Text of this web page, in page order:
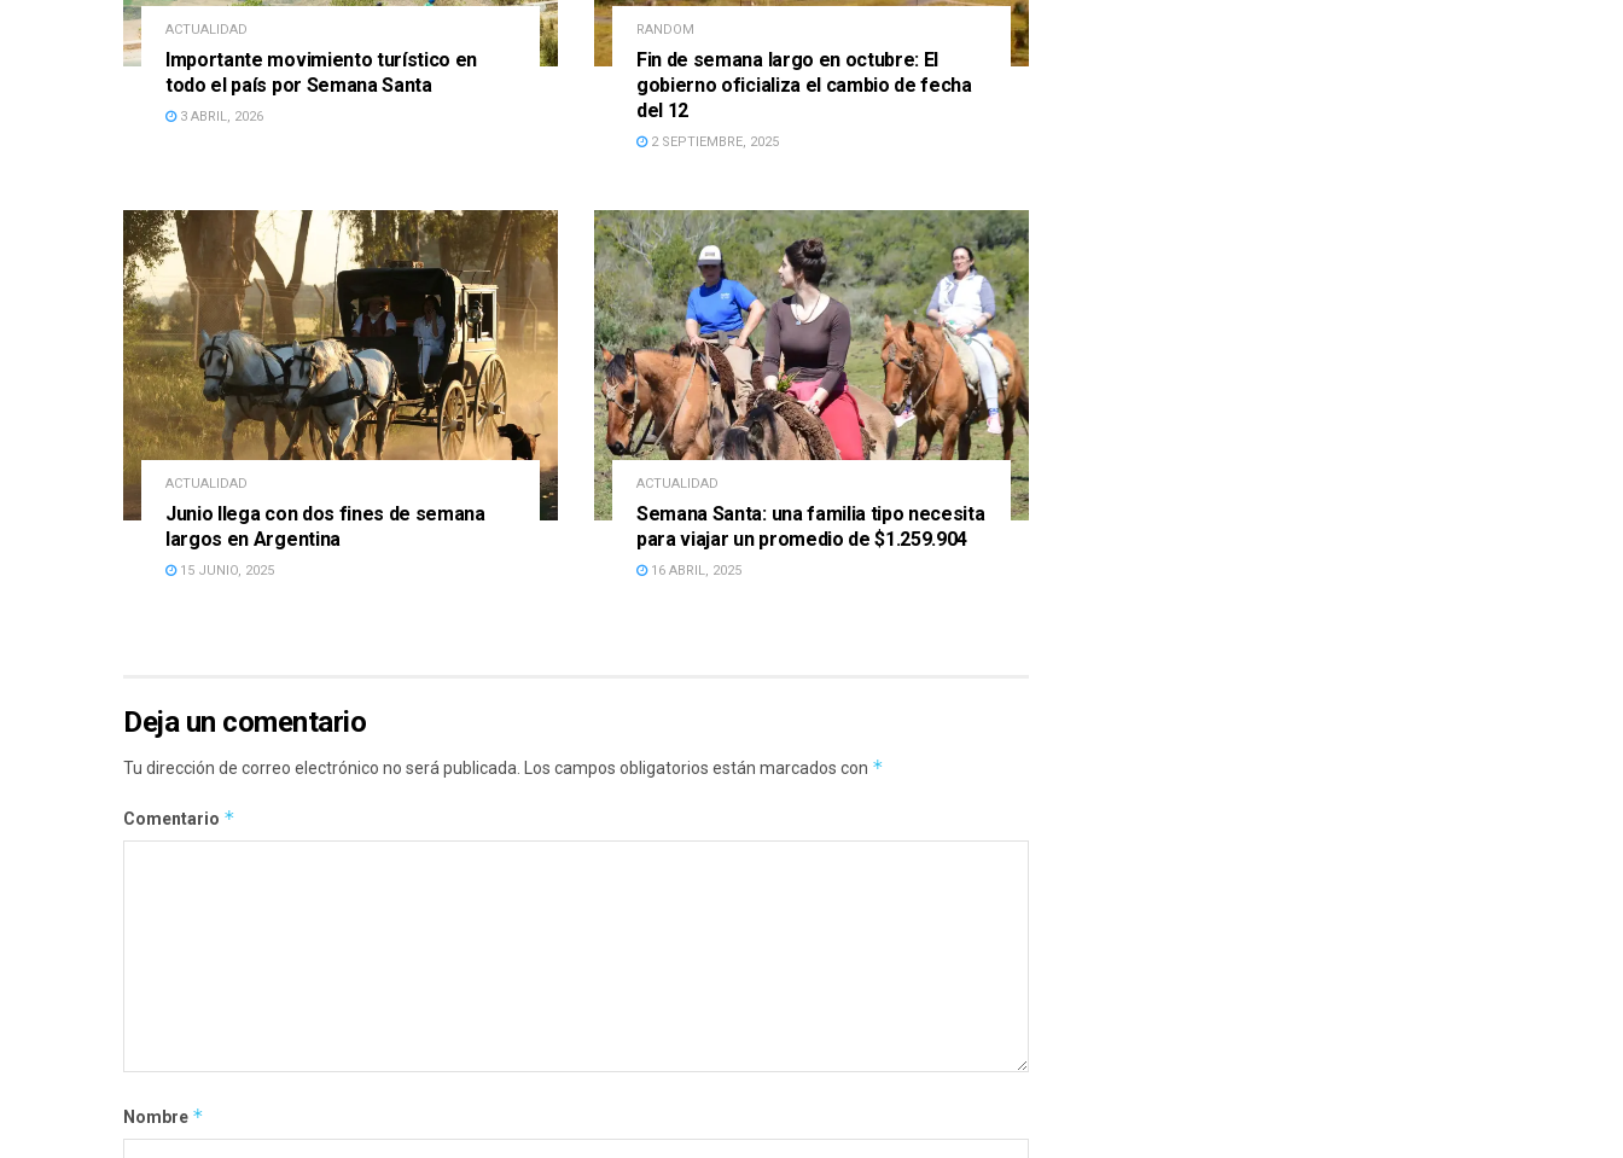
ACTUALIDAD
Importante movimiento turístico en
todo el país por Semana Santa
3 ABRIL, 2026
RANDOM
Fin de semana largo en octubre: El
gobierno oficializa el cambio de fecha
del 12
2 SEPTIEMBRE, 2025
ACTUALIDAD
Junio llega con dos fines de semana
largos en Argentina
15 JUNIO, 2025
ACTUALIDAD
Semana Santa: una familia tipo necesita
para viajar un promedio de $1.259.904
16 ABRIL, 2025
Deja un comentario
Tu dirección de correo electrónico no será publicada. Los campos obligatorios están marcados con *
Comentario *
Nombre *